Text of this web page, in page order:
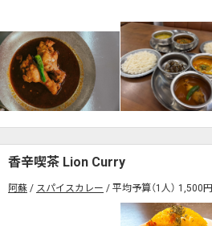
香辛喫茶 Lion Curry
阿蘇 スパイスカレー 平均予算（1人） 1,500円